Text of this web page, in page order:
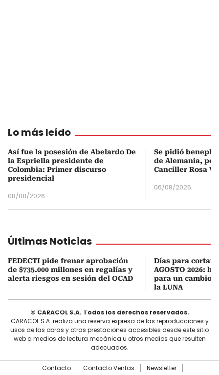
Lo más leído
Así fue la posesión de Abelardo De
la Espriella presidente de
Colombia: Primer discurso
presidencial
08/08/2026
Se pidió
de Alemania,
Canciller Rosa
06/08/2026
Últimas Noticias
FEDECTI pide frenar aprobación
de $735.000 millones en regalías y
alerta riesgos en sesión del OCAD
Días para
AGOSTO 2026:
para un cambio
la LUNA
© CARACOL S.A. Todos los derechos reservados.
CARACOL S.A. realiza una reserva expresa de las reproducciones y
usos de las obras y otras prestaciones accesibles desde este sitio
web a medios de lectura mecánica u otros medios que resulten
adecuados.
Contacto Contacto Ventas Newsletter